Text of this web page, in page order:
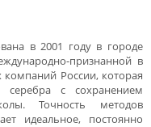
в 2001 году в городе
признанной в
России, которая
с сохранением
Точность методов
идеальное, постоянно